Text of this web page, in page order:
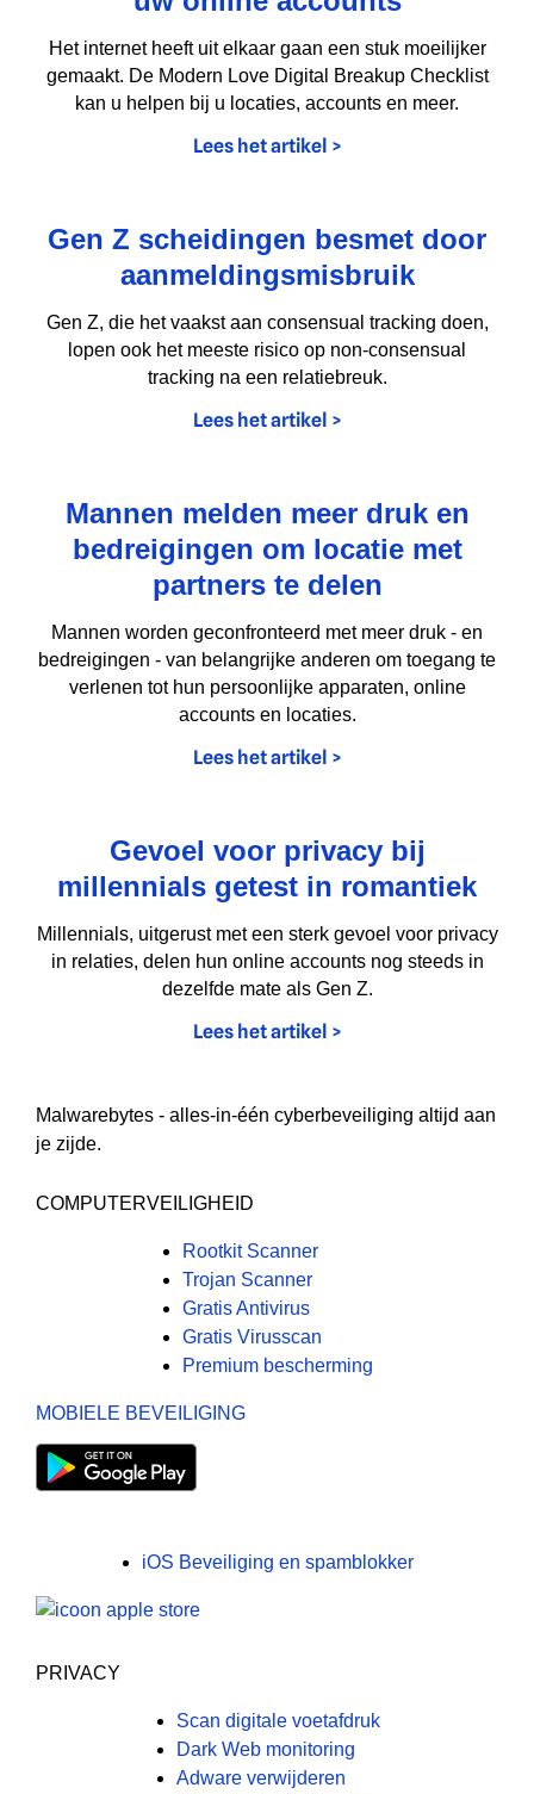
Het internet heeft uit elkaar gaan een stuk moeilijker
gemaakt. De Modern Love Digital Breakup Checklist
kan u helpen bij u locaties, accounts en meer.
Lees het artikel >
Gen Z scheidingen besmet door
aanmeldingsmisbruik
Gen Z, die het vaakst aan consensual tracking doen,
lopen ook het meeste risico op non-consensual
tracking na een relatiebreuk.
Lees het artikel >
Mannen melden meer druk en
bedreigingen om locatie met
partners te delen
Mannen worden geconfronteerd met meer druk - en
bedreigingen - van belangrijke anderen om toegang te
verlenen tot hun persoonlijke apparaten, online
accounts en locaties.
Lees het artikel >
Gevoel voor privacy bij
millennials getest in romantiek
Millennials, uitgerust met een sterk gevoel voor privacy
in relaties, delen hun online accounts nog steeds in
dezelfde mate als Gen Z.
Lees het artikel >
Malwarebytes - alles-in-één cyberbeveiliging altijd aan
je zijde.
COMPUTERVEILIGHEID
Rootkit Scanner
Trojan Scanner
Gratis Antivirus
Gratis Virusscan
Premium bescherming
MOBIELE BEVEILIGING
iOS Beveiliging en spamblokker
PRIVACY
Scan digitale voetafdruk
Dark Web monitoring
Adware verwijderen